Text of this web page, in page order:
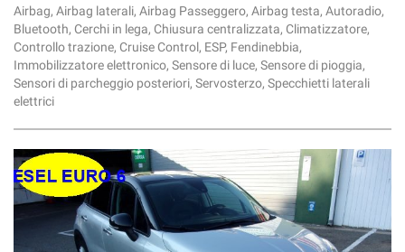
Airbag, Airbag laterali, Airbag Passeggero, Airbag testa, Autoradio,
Bluetooth, Cerchi in lega, Chiusura centralizzata, Climatizzatore,
Controllo trazione, Cruise Control, ESP, Fendinebbia,
Immobilizzatore elettronico, Sensore di luce, Sensore di pioggia,
Sensori di parcheggio posteriori, Servosterzo, Specchietti laterali
elettrici